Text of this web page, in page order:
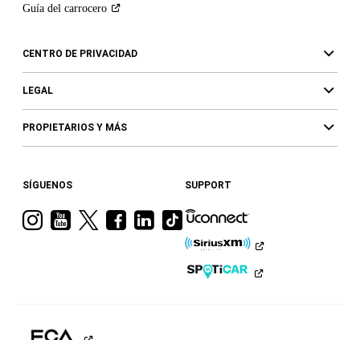
Guía del carrocero
CENTRO DE PRIVACIDAD
LEGAL
PROPIETARIOS Y MÁS
SÍGUENOS
VisitaVisitaVisitaVisitaVisita
Ram
Visita
a
Ram
en
SUPPORT